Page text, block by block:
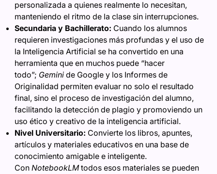
personalizada a quienes realmente lo necesitan,
manteniendo el ritmo de la clase sin interrupciones.
Secundaria y Bachillerato: Cuando los alumnos
requieren investigaciones más profundas y el uso de
la Inteligencia Artificial se ha convertido en una
herramienta que en muchos puede “hacer
todo”; Gemini de Google y los Informes de
Originalidad permiten evaluar no solo el resultado
final, sino el proceso de investigación del alumno,
facilitando la detección de plagio y promoviendo un
uso ético y creativo de la inteligencia artificial.
Nivel Universitario: Convierte los libros, apuntes,
artículos y materiales educativos en una base de
conocimiento amigable e inteligente.
Con NotebookLMtodos esos materiales se pueden